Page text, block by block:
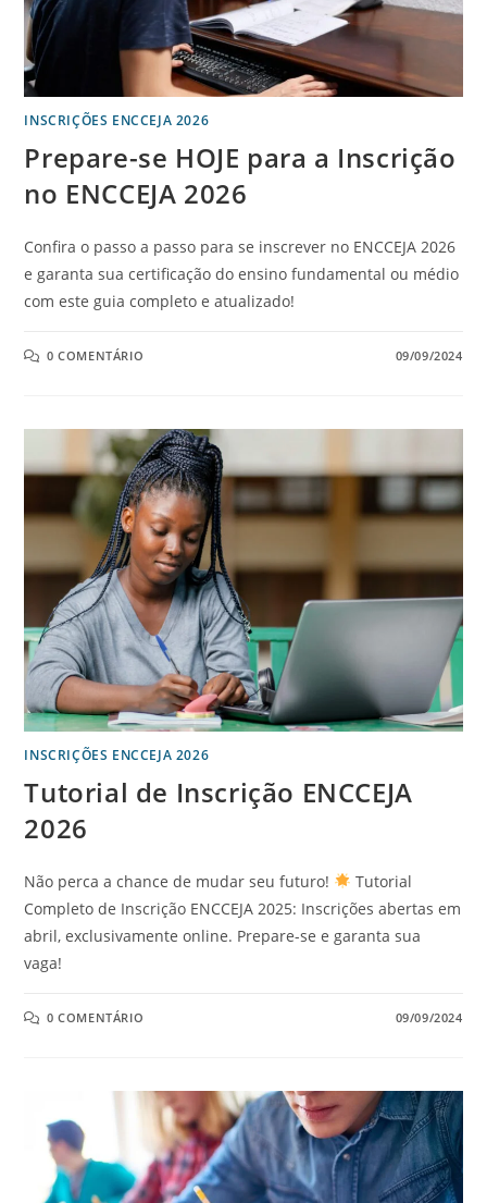
INSCRIÇÕES ENCCEJA 2026
Prepare-se HOJE para a Inscrição
no ENCCEJA 2026
Confira o passo a passo para se inscrever no ENCCEJA 2026
e garanta sua certificação do ensino fundamental ou médio
com este guia completo e atualizado!
0 COMENTÁRIO 09/09/2024
INSCRIÇÕES ENCCEJA 2026
Tutorial de Inscrição ENCCEJA
2026
Não perca a chance de mudar seu futuro!
Tutorial
Completo de Inscrição ENCCEJA 2025: Inscrições abertas em
abril, exclusivamente online. Prepare-se e garanta sua
vaga!
0 COMENTÁRIO 09/09/2024